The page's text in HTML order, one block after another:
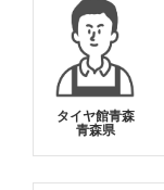
タイヤ館青森
青森県